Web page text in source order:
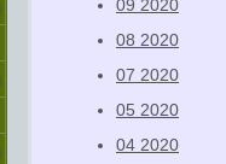
09 2020
08 2020
07 2020
05 2020
04 2020